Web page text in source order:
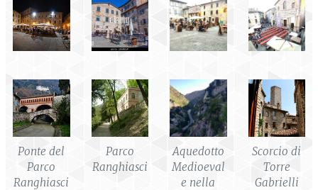
Ponte del
Parco
Ranghiasci
Parco
Ranghiasci
Aquedotto
Medioeval
e nella
Scorcio di
Torre
Gabrielli